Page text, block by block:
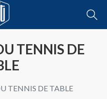
TENNIS DE
TENNIS DE TABLE